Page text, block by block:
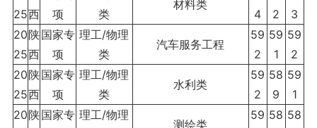
25西
项
类
材料类
4
2
3
20
25
陕
西
国家专
项
理工/物理
类
汽车服务工程
59
2
59
1
59
2
20
25
陕
西
国家专
项
理工/物理
类
水利类
59
2
58
9
59
1
20陕国家专 理工/物理
测绘类
59 58 58